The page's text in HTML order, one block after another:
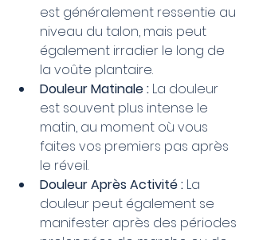
est généralement ressentie au
niveau du talon, mais peut
également irradier le long de
la voûte plantaire.
Douleur Matinale : La douleur
est souvent plus intense le
matin, au moment où vous
faites vos premiers pas après
le réveil.
Douleur Après Activité : La
douleur peut également se
manifester après des périodes